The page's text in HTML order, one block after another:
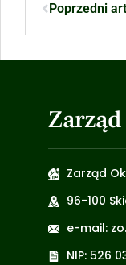
Poprzedni
Zarząd
96-100
e-mail:
NIP: 526